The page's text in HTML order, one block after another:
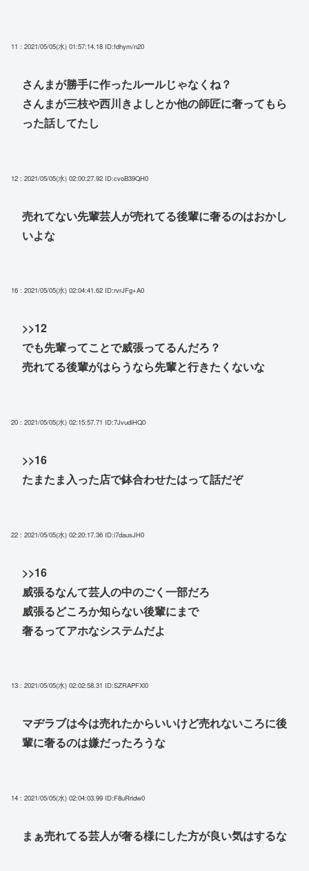
11 : 2021/05/05(水) 01:57:14.18 ID:fdhym/n20
さんまが勝手に作ったルールじゃなくね？
さんまが三枝や西川きよしとか他の師匠に奢ってもら
った話してたし
12 : 2021/05/05(水) 02:00:27.92 ID:cvoB39QH0
売れてない先輩芸人が売れてる後輩に奢るのはおかし
いよな
16 : 2021/05/05(水) 02:04:41.62 ID:rvrJFg+A0
>>12
でも先輩ってことで威張ってるんだろ？
売れてる後輩がはらうなら先輩と行きたくないな
20 : 2021/05/05(水) 02:15:57.71 ID:7JvudiHQ0
>>16
たまたま入った店で鉢合わせたはって話だぞ
22 : 2021/05/05(水) 02:20:17.36 ID:i7dausJH0
>>16
威張るなんて芸人の中のごく一部だろ
威張るどころか知らない後輩にまで
奢るってアホなシステムだよ
13 : 2021/05/05(水) 02:02:58.31 ID:SZRAPFXl0
マヂラブは今は売れたからいいけど売れないころに後
輩に奢るのは嫌だったろうな
14 : 2021/05/05(水) 02:04:03.99 ID:F8uRrldw0
まぁ売れてる芸人が奢る様にした方が良い気はするな